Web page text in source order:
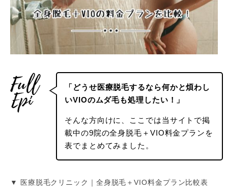
「どうせ医療脱毛するなら何かと煩わし
いVIOのムダ毛も処理したい！」
そんな方向けに、ここでは当サイトで掲
載中の9院の全身脱毛＋VIO料金プランを
表でまとめてみました。
▼ 医療脱毛クリニック｜全身脱毛＋VIO料金プラン比較表